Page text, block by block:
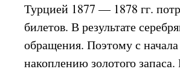
Турцией 1877 — 1878 гг.
билетов. В результате
обращения. Поэтому с
накоплению золотого